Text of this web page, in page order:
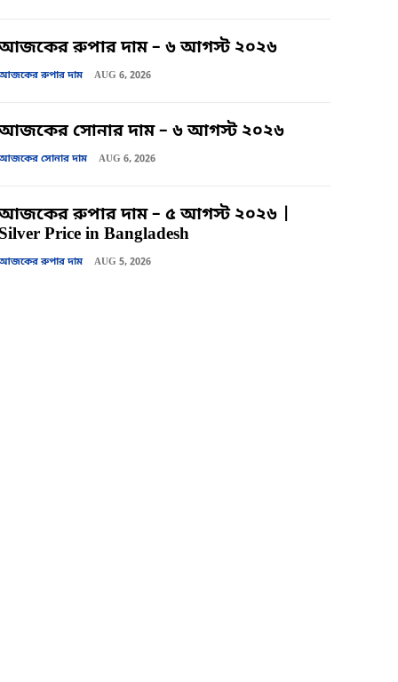
রুপার দাম – ৬ আগস্ট ২০২৬
রুপার দাম AUG 6, 2026
সোনার দাম – ৬ আগস্ট ২০২৬
সোনার দাম AUG 6, 2026
রুপার দাম – ৫ আগস্ট ২০২৬ |
Price in Bangladesh
রুপার দাম AUG 5, 2026